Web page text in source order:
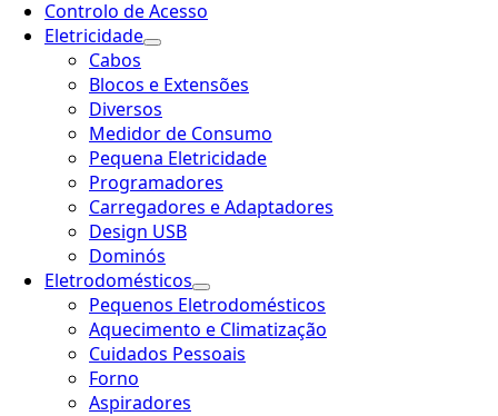
Controlo de Acesso
Eletricidade
Cabos
Blocos e Extensões
Diversos
Medidor de Consumo
Pequena Eletricidade
Programadores
Carregadores e Adaptadores
Design USB
Dominós
Eletrodomésticos
Pequenos Eletrodomésticos
Aquecimento e Climatização
Cuidados Pessoais
Forno
Aspiradores